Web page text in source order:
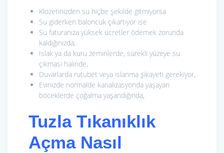
Klozetinizden su hiçbir şekilde gitmiyorsa
Su giderken baloncuk çıkartıyor ise
Su faturanıza yüksek ücretler ödemek zorunda
kaldığınızda,
Islak ya da kuru zeminlerde, sürekli yüzeye su
çıkması halinde,
Duvarlarda rutubet veya ıslanma şikayeti gerekiyor,
Evinizde normalde kanalizasyonda yaşayan
böceklerde çoğalma yaşandığında,
Tuzla Tıkanıklık
Açma Nasıl